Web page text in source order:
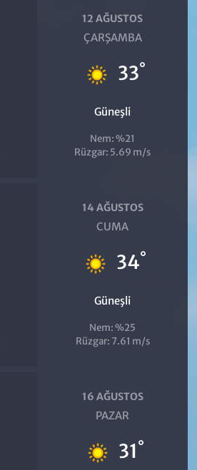
12 AĞUSTOS
ÇARŞAMBA
33°
Güneşli
Nem: %21
Rüzgar: 5.69 m/s
14 AĞUSTOS
CUMA
34°
Güneşli
Nem: %25
Rüzgar: 7.61 m/s
16 AĞUSTOS
PAZAR
31°